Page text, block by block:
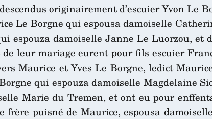
originairement d’escuier Yvon Le
Le Borgne qui espousa damoiselle
espouza damoiselle Janne Le Luorzou,
leur mariage eurent pour fils escuier
Maurice et Yves Le Borgne, ledict
qui espouza damoiselle Magdelaine
Marie du Tremen, et ont eu pour
frère puisné de Maurice, espousa